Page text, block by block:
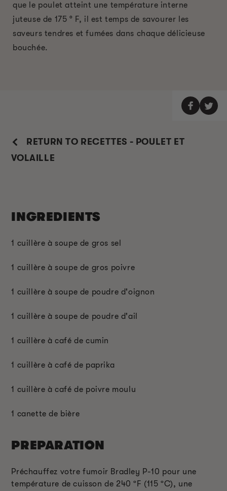
que le poulet atteint une température interne
juteuse de 175 ° F, il est temps de savourer les
saveurs tendres et fumées dans chaque délicieuse
bouchée.
RETURN TO RECETTES - POULET ET
VOLAILLE
INGREDIENTS
1 cuillère à soupe de gros sel
1 cuillère à soupe de gros poivre
1 cuillère à soupe de poudre d'oignon
1 cuillère à soupe de poudre d'ail
1 cuillère à café de cumin
1 cuillère à café de paprika
1 cuillère à café de poivre moulu
1 canette de bière
PREPARATION
Préchauffez votre fumoir Bradley P-10 pour une
température de cuisson de 240 ºF (115 ºC), une